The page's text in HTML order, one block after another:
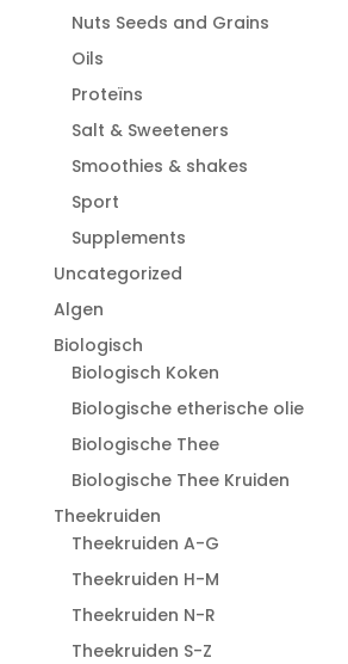
Nuts Seeds and Grains
Oils
Proteïns
Salt & Sweeteners
Smoothies & shakes
Sport
Supplements
Uncategorized
Algen
Biologisch
Biologisch Koken
Biologische etherische olie
Biologische Thee
Biologische Thee Kruiden
Theekruiden
Theekruiden A-G
Theekruiden H-M
Theekruiden N-R
Theekruiden S-Z